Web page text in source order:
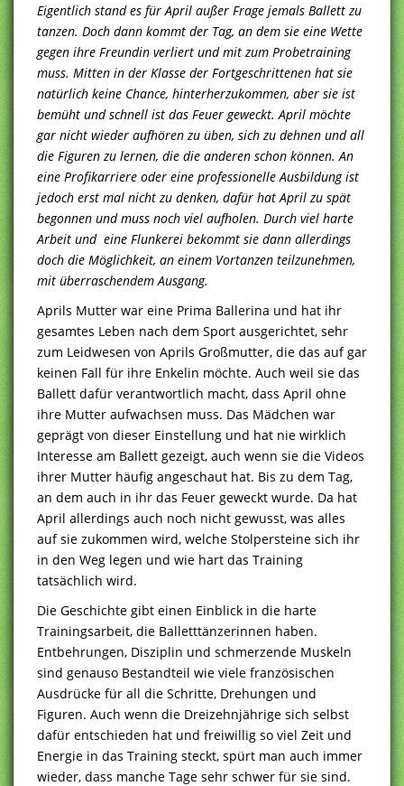
Eigentlich stand es für April außer Frage jemals Ballett zu
tanzen. Doch dann kommt der Tag, an dem sie eine Wette
gegen ihre Freundin verliert und mit zum Probetraining
muss. Mitten in der Klasse der Fortgeschrittenen hat sie
natürlich keine Chance, hinterherzukommen, aber sie ist
bemüht und schnell ist das Feuer geweckt. April möchte
gar nicht wieder aufhören zu üben, sich zu dehnen und all
die Figuren zu lernen, die die anderen schon können. An
eine Profikarriere oder eine professionelle Ausbildung ist
jedoch erst mal nicht zu denken, dafür hat April zu spät
begonnen und muss noch viel aufholen. Durch viel harte
Arbeit und eine Flunkerei bekommt sie dann allerdings
doch die Möglichkeit, an einem Vortanzen teilzunehmen,
mit überraschendem Ausgang.
Aprils Mutter war eine Prima Ballerina und hat ihr
gesamtes Leben nach dem Sport ausgerichtet, sehr
zum Leidwesen von Aprils Großmutter, die das auf gar
keinen Fall für ihre Enkelin möchte. Auch weil sie das
Ballett dafür verantwortlich macht, dass April ohne
ihre Mutter aufwachsen muss. Das Mädchen war
geprägt von dieser Einstellung und hat nie wirklich
Interesse am Ballett gezeigt, auch wenn sie die Videos
ihrer Mutter häufig angeschaut hat. Bis zu dem Tag,
an dem auch in ihr das Feuer geweckt wurde. Da hat
April allerdings auch noch nicht gewusst, was alles
auf sie zukommen wird, welche Stolpersteine sich ihr
in den Weg legen und wie hart das Training
tatsächlich wird.
Die Geschichte gibt einen Einblick in die harte
Trainingsarbeit, die Balletttänzerinnen haben.
Entbehrungen, Disziplin und schmerzende Muskeln
sind genauso Bestandteil wie viele französischen
Ausdrücke für all die Schritte, Drehungen und
Figuren. Auch wenn die Dreizehnjährige sich selbst
dafür entschieden hat und freiwillig so viel Zeit und
Energie in das Training steckt, spürt man auch immer
wieder, dass manche Tage sehr schwer für sie sind.